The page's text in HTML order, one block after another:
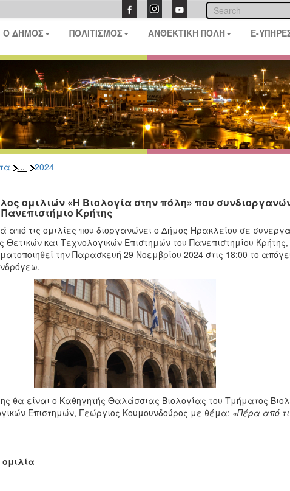
Ο ΔΗΜΟΣ ΠΟΛΙΤΙΣΜΟΣ ΑΝΘΕΚΤΙΚΗ ΠΟΛΗ E-
... 2024
ομιλιών «Η Βιολογία στην πόλη» που
Κρήτης
από τις ομιλίες που διοργανώνει ο Δήμος Ηρακλείου σε
Θετικών και Τεχνολογικών Επιστημών του Πανεπιστημίου
την Παρασκευή 29 Νοεμβρίου 2024 στις 18:00 το
θα είναι ο Καθηγητής Θαλάσσιας Βιολογίας του Τμήματος
Επιστημών, Γεώργιος Κουμουνδούρος με θέμα: «Πέρα από